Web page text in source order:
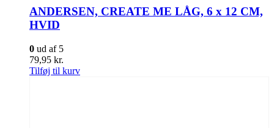
ANDERSEN, CREATE ME LÅG, 6 x 12 CM,
HVID
0 ud af 5
79,95 kr.
Tilføj til kurv